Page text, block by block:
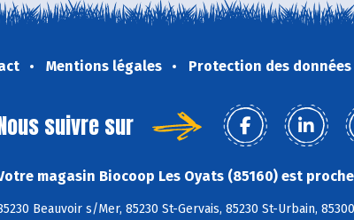
Mentions légales Protection des données
suivre sur
magasin Biocoop Les Oyats (85160) est
Beauvoir s/Mer, 85230 St-Gervais, 85230 St-Urbain,